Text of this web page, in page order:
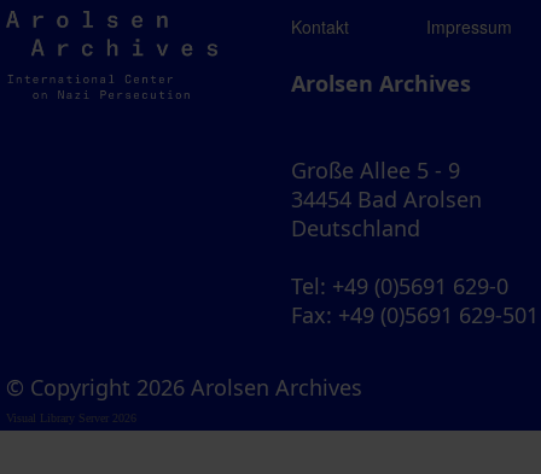
Arolsen
Archives
Kontakt Impressum
Arolsen Archives
Große Allee 5 - 9
34454 Bad Arolsen
Deutschland
Tel: +49 (0)5691 629-0
Fax: +49 (0)5691 629-501
© Copyright 2026 Arolsen Archives
Visual Library Server 2026